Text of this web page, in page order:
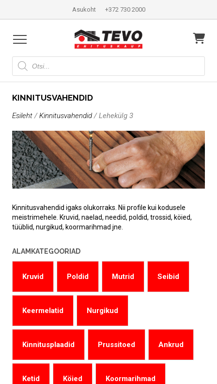
Asukoht +372 730 2000
Products
search
KINNITUSVAHENDID
Esileht/Kinnitusvahendid/ Lehekülg 3
Kinnitusvahendid igaks olukorraks. Nii profile kui kodusele
meistrimehele. Kruvid, naelad, needid, poldid, trossid, köied,
tüüblid, nurgikud, koormarihmad jne.
ALAMKATEGOORIAD
Kruvid Poldid Mutrid Seibid
Keermelatid Nurgikud
Kinnitusplaadid Prussitoed Ankrud
Ketid Köied Koormarihmad